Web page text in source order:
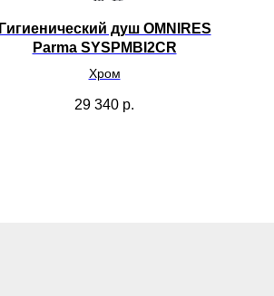
Гигиенический душ OMNIRES
Parma SYSPMBI2CR
Хром
29 340 р.